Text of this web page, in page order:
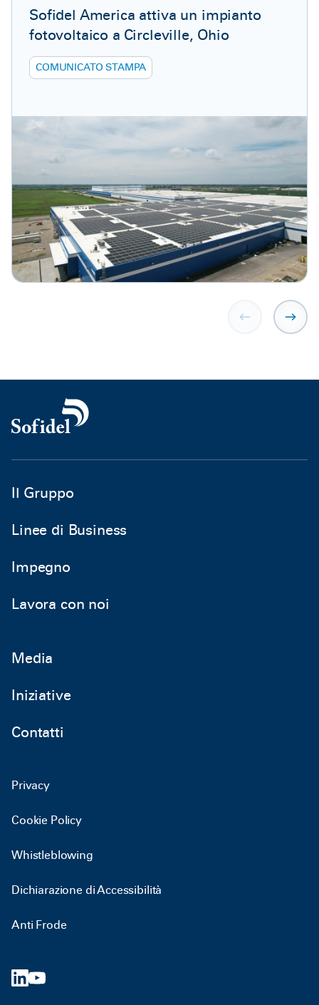
Sofidel America attiva un impianto
fotovoltaico a Circleville, Ohio
COMUNICATO STAMPA
Il Gruppo
Linee di Business
Impegno
Lavora con noi
Media
Iniziative
Contatti
Privacy
Cookie Policy
Whistleblowing
Dichiarazione di Accessibilità
Anti Frode